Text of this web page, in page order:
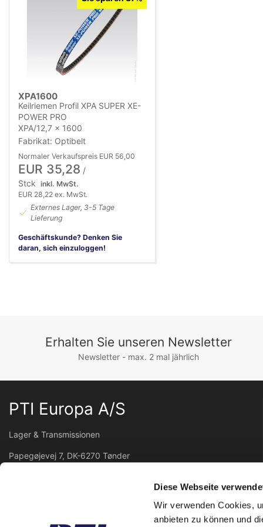
Diese Webseite
Wir verwenden Cookies,
anbieten zu können und
XPA1600
Keilriemen Profil XPA SUPER XE-
POWER PRO
XPA/12,7 x 1600
Fabrikat: Optibelt
Normaler Verkaufspreis EUR 56,00
EUR 35,28 /
Stck inkl. MwSt.
EUR 28,22 ex. MwSt.
Externes Lager, 3-5 Tage
Lieferung
Geschäftskunde? Denken Sie
daran, sich einzuloggen!
Erhalten Sie unseren Newsletter
Newsletter - max. 2 mal jährlich
PTI Europa A/S
Lager & Transmissionen
Papegøjevej 7, DK-6270 Tønder